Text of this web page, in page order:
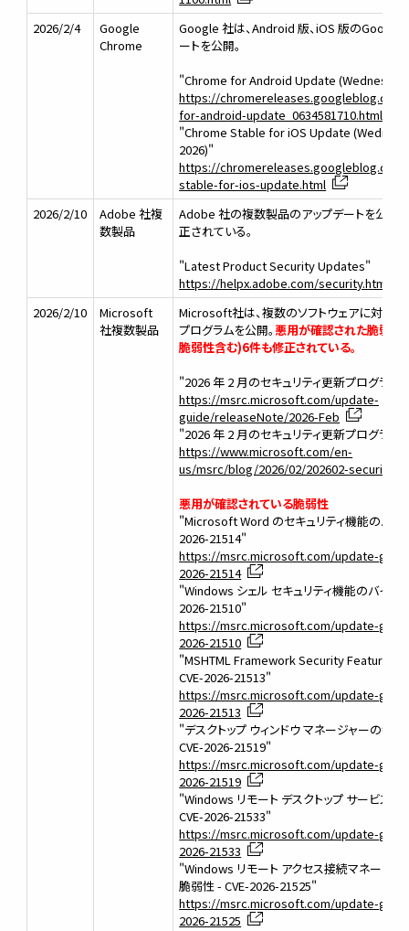
2026/2/4
Google
Chrome
Google 社は、Android 版、iOS 版のGoogle
ートを公開。
"Chrome for Android Update
https://
for-android-update_0634581710.html
"Chrome Stable for iOS Update
2026)"
https://
stable-for-ios-update.html
2026/2/10
Adobe 社複
数製品
Adobe 社の複数製品のアップデートを公開
正されている。
"Latest Product Security Updates"
https://helpx.adobe.com/security.html
2026/2/10
Microsoft
社複数製品
Microsoft社は、複数のソフトウェアに対する
プログラムを公開。悪用が確認された脆弱性
脆弱性含む)6件も修正されている。
"2026 年 2 月のセキュリティ更新プログラム"
https://msrc.microsoft.com/update-
guide/releaseNote/2026-Feb
"2026 年 2 月のセキュリティ更新プログラム
https://www.microsoft.com/en-
us/msrc/blog/2026/02/202602-security-
悪用が確認されている脆弱性
"Microsoft Word のセキュリティ機能のバイ
2026-21514"
https://msrc.microsoft.com/update-
2026-21514
"Windows シェル セキュリティ機能のバイパ
2026-21510"
https://msrc.microsoft.com/update-
2026-21510
"MSHTML Framework Security Feature
CVE-2026-21513"
https://msrc.microsoft.com/update-
2026-21513
"デスクトップ ウィンドウ マネージャーの特
CVE-2026-21519"
https://msrc.microsoft.com/update-
2026-21519
"Windows リモート デスクトップ サービス
CVE-2026-21533"
https://msrc.microsoft.com/update-
2026-21533
"Windows リモート アクセス接続マネージ
脆弱性 - CVE-2026-21525"
https://msrc.microsoft.com/update-
2026-21525